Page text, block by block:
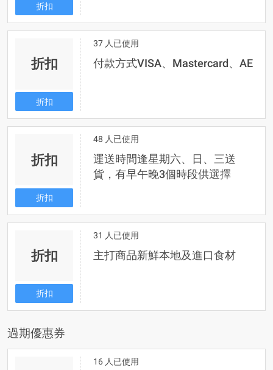
折扣
折扣
折扣
37 人已使用
付款方式VISA、Mastercard、AE
折扣
折扣
48 人已使用
運送時間逢星期六、日、三送
貨，有早午晚3個時段供選擇
折扣
折扣
31 人已使用
主打商品新鮮本地及進口食材
過期優惠券
16 人已使用